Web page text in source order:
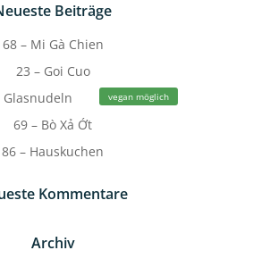
Beiträge
68 – Mi Gà Chien
23 – Goi Cuo
Glasnudeln
vegan möglich
69 – Bò Xả Ớt
86 – Hauskuchen
Kommentare
Archiv